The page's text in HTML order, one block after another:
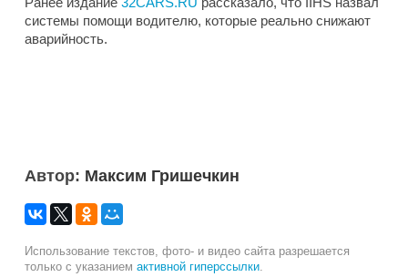
системы помощи водителю, которые реально снижают
аварийность.
Автор: Максим Гришечкин
Использование текстов, фото- и видео сайта разрешается
только с указанием активной гиперссылки